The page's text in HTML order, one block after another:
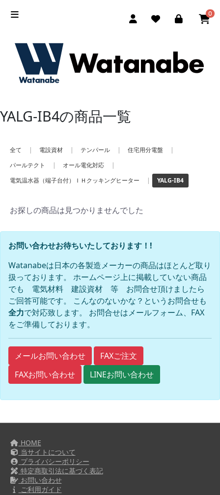
0
YALG-IB4の商品一覧
全て | 電設資材 | テンパール | 住宅用分電盤
|
パールテクト
| オール電化対応
|
電気温水器（端子台付）ＩＨクッキングヒーター
| YALG-IB4
お探しの商品は見つかりませんでした
お問い合わせお待ちいたしております！!
Watanabeは日本の各製造メーカーの商品はほとんど取り
扱っております。 ホームページ上に掲載していない商品
でも 電気材料 建設資材 等 お問合せ頂けましたら
ご回答可能です。 こんなのないかな？というお問合せも
全力で対応致します。 お問合せはメールフォーム、FAX
をご準備しております。
メールお問い合わせ
FAXご注文
FAXお問い合わせ
LINEお問い合わせ
HOME
当サイトについて
プライバシーポリシー
特定商取引法に基づく表記
お問い合わせ
ご利用ガイド